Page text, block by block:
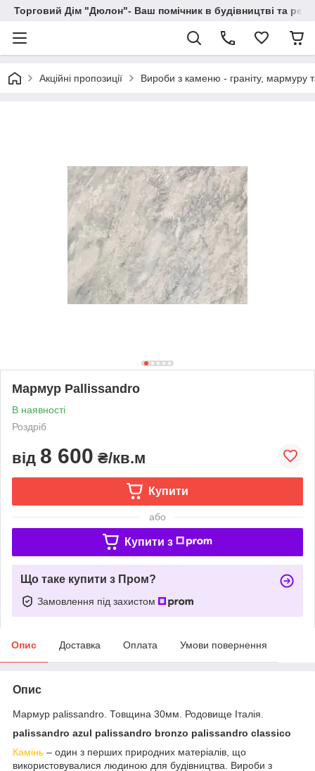
Торговий Дім "Дюлон"- Ваш помічник в будівництві та
Акційні пропозиції Вироби з каменю - граніту, мармуру
Мармур Pallissandro
В наявності
Роздріб
від 8 600 ₴/кв.м
Купити
або
Купити з
Що таке купити з Пром?
Замовлення під захистом
Опис Доставка Оплата Умови повернення
Опис
Мармур palissandro. Товщина 30мм. Родовище Італія.
palissandro azul palissandro bronzo palissandro classico
Камінь – один з перших природних матеріалів, що
використовувалися людиною для будівництва. Вироби з